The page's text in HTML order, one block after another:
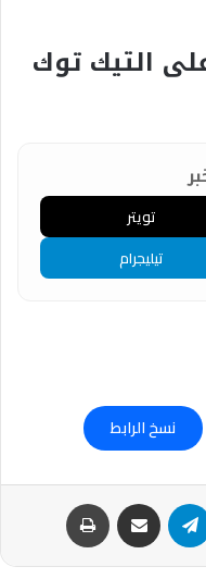
التيك توك
تويتر
تيليجرام
نسخ الرابط
واتساب تيلقرام مشاركة عبر البريد